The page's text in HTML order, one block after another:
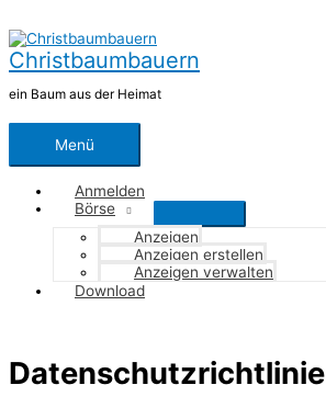
Inhalt
springen
Christbaumbauern
ein Baum aus der Heimat
Menü
Menü
Anmelden
Börse
Anzeigen
Anzeigen erstellen
Anzeigen verwalten
Download
Datenschutzrichtlinie